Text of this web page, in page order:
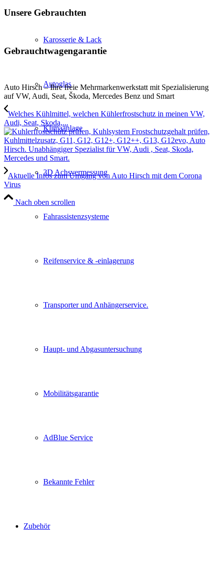
Karosserie & Lack
Autoglas
Klimaanlage
3D Achsvermessung
Fahrassistenzsysteme
Reifenservice & -einlagerung
Transporter und Anhängerservice.
Haupt- und Abgasuntersuchung
Mobilitätsgarantie
AdBlue Service
Bekannte Fehler
Zubehör
Unsere Gebrauchten
Gebrauchtwagengarantie
Auto Hirsch – Ihre freie Mehrmarkenwerkstatt mit Spezialisierung
auf VW, Audi, Seat, Škoda, Mercedes Benz und Smart
Welches Kühlmittel, welchen Kühlerfrostschutz in meinen VW,
Audi, Seat, Skoda,...
Aktuelle Infos zum Umgang von Auto Hirsch mit dem Corona
Virus
Nach oben scrollen